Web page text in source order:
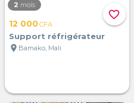
favorite_border
2 mois
12 000CFA
Support réfrigérateur
location_on Bamako, Mali